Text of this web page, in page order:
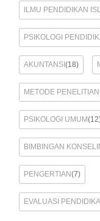
ILMU PENDIDIKAN
PSIKOLOGI
AKUNTANSI(18)
METODE PENELITIAN
PSIKOLOGI UMUM
BIMBINGAN
PENGERTIAN(7)
EVALUASI